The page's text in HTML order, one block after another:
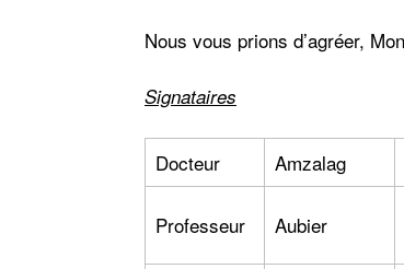
Nous vous prions d’agréer,
Signataires
Docteur Amzalag
Professeur Aubier